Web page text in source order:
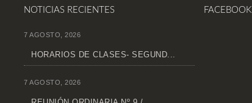
NOTICIAS RECIENTES
7 AGOSTO, 2026
HORARIOS DE CLASES- SEGUND...
7 AGOSTO, 2026
FACEBOOK